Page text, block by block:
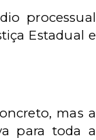
processual
Estadual e
mas a
para toda a